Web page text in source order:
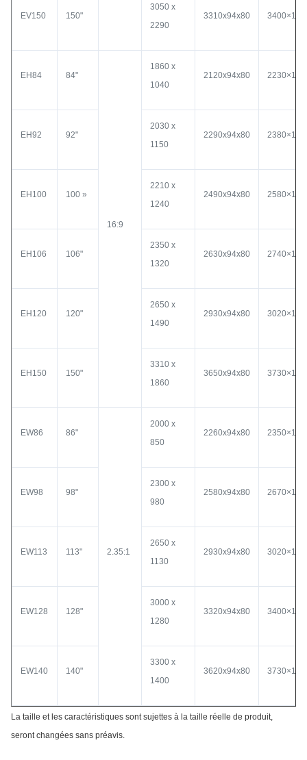
EV150 150"
3050 x
2290
3310x94x80
EH84 84"
16:9
1860 x
1040
2120x94x80
EH92 92"
2030 x
1150
2290x94x80
EH100 100 »
2210 x
1240
2490x94x80
EH106 106"
2350 x
1320
2630x94x80
EH120 120"
2650 x
1490
2930x94x80
EH150 150"
3310 x
1860
3650x94x80
EW86 86"
2.35:1
2000 x
850
2260x94x80
EW98 98"
2300 x
980
2580x94x80
EW113 113"
2650 x
1130
2930x94x80
EW128 128"
3000 x
1280
3320x94x80
EW140 140"
3300 x
1400
3620x94x80
La taille et les caractéristiques sont sujettes à la taille réelle de produit,
seront changées sans préavis.